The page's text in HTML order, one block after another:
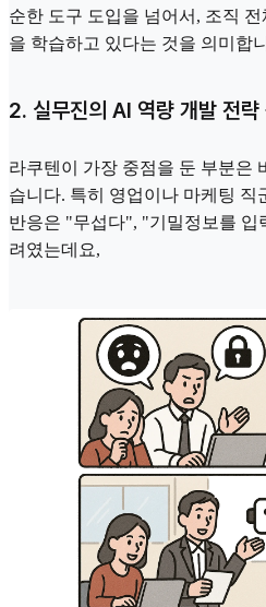
순한 도구 도입을 넘어서, 조직
을 학습하고 있다는 것을 의미합
2. 실무진의 AI 역량 개발 전략
라쿠텐이 가장 중점을 둔 부분은
습니다. 특히 영업이나 마케팅 직
반응은 "무섭다", "기밀정보를 입
려였는데요,